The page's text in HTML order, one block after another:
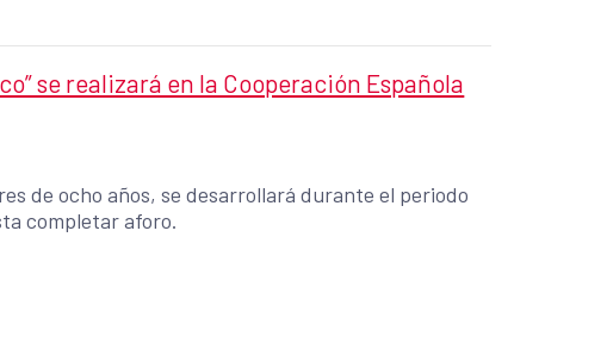
se realizará en la Cooperación Española
de ocho años, se desarrollará durante el periodo
completar aforo.